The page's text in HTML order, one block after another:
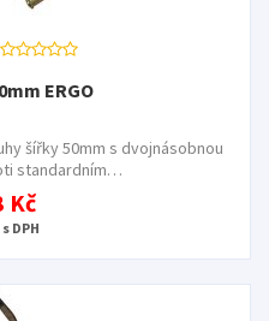
ERGO
šířky 50mm s dvojnásobnou
standardním…
Kč
DPH